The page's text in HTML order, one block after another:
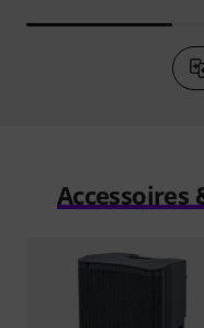
Accessoires